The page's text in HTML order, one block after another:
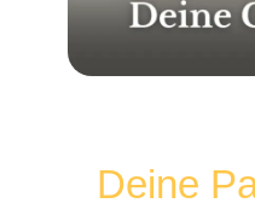
Deine